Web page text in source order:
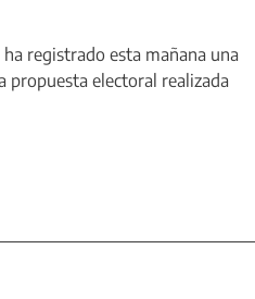
registrado esta mañana una
propuesta electoral realizada